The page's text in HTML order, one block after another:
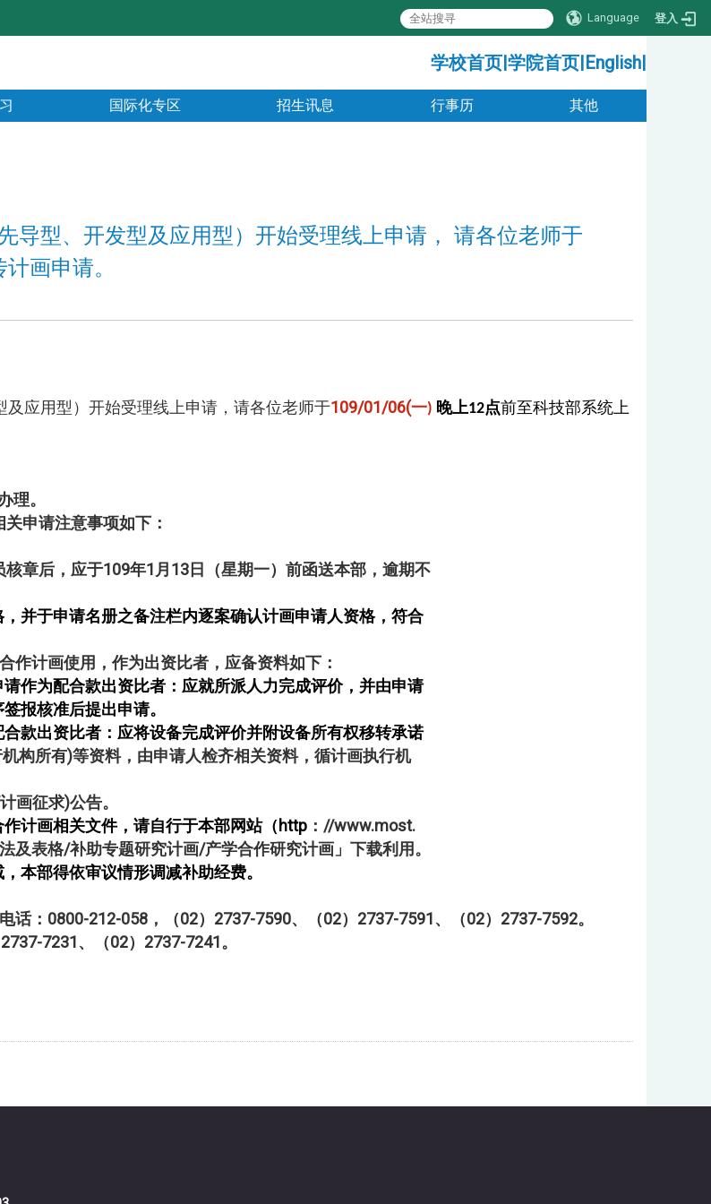
Language 登入
学校首页|学院首页|English|
国际化专区 招生讯息 行事历 其他
导型、开发型及应用型）开始受理线上申请， 请各位老师于
画申请。
应用型）开始受理线上申请，请各位老师于109/01/06(一) 晚上12点前至科技部系统上
理。
申请注意事项如下：
核章后，应于109年1月13日（星期一）前函送本部，逾期不
于申请名册之备注栏内逐案确认计画申请人资格，符合
作计画使用，作为出资比者，应备资料如下：
为配合款出资比者：应就所派人力完成评价，并由申请
核准后提出申请。
出资比者：应将设备完成评价并附设备所有权移转承诺
构所有)等资料，由申请人检齐相关资料，循计画执行机
计画征求)公告。
计画相关文件，请自行于本部网站（http ：//www.most.
及表格/补助专题研究计画/产学合作研究计画」下载利用。
本部得依审议情形调减补助经费。
话：0800-212-058，（02）2737-7590、（02）2737-7591 、（02）2737-7592。
7231、（02）2737-7241。
康学院